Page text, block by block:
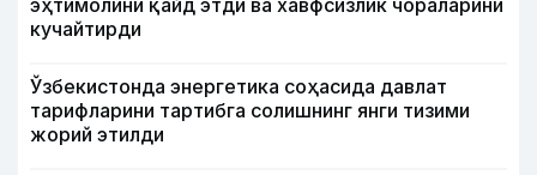
кучайтирди
Ўзбекистонда энергетика соҳасида давлат
тарифларини тартибга солишнинг янги тизими
жорий этилди